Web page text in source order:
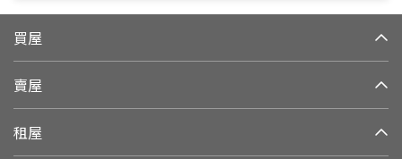
買屋
賣屋
租屋